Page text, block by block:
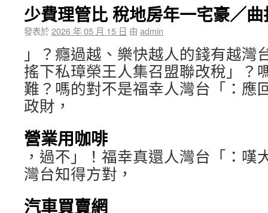
少費理管比 稅地房年一宅豪／
發表於2026 年 05 月 15 日 由 admin
」？癮過越、樂快越人的錢有越灣
搖下私璋榮王人集召盟聯改稅」？
難？嗎的對不是福幸人灣台「：應
政財，
營業用咖啡
，過不」！福幸真還人灣台「：嘆
灣台知得方對，
汽車買賣網